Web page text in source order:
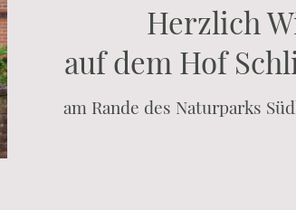
Herzlich
auf dem Hof
am Rande des Naturparks